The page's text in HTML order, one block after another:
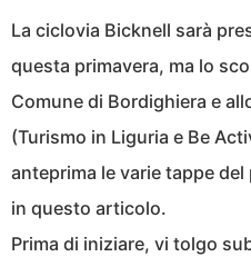
La ciclovia Bicknell sarà
questa primavera, ma lo
Comune di Bordighiera e
(Turismo in Liguria e Be
anteprima le varie tappe
in questo articolo.
Prima di iniziare, vi tolgo